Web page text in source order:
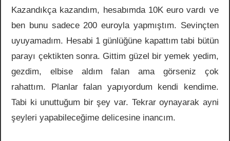
Kazandıkça kazandım, hesabımda 10K euro vardı ve
ben bunu sadece 200 euroyla yapmıştım. Sevinçten
uyuyamadım. Hesabi 1 günlüğüne kapattım tabi bütün
parayı çektikten sonra. Gittim güzel bir yemek yedim,
gezdim, elbise aldım falan ama görseniz çok
rahattım. Planlar falan yapıyordum kendi kendime.
Tabi ki unuttuğum bir şey var. Tekrar oynayarak ayni
şeyleri yapabileceğime delicesine inancım.